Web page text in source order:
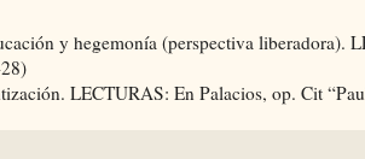
y hegemonía (perspectiva liberadora).
LECTURAS: En Palacios, op. Cit